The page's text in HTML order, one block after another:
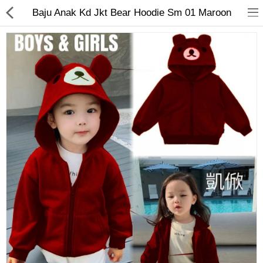
Jam Tangan
Kacamata
Kecantikan
Kesehatan
Mainan
Makanan & Minuman
Pakaian Anak
Baju Anak Kd Jkt Bear Hoodie Sm 01 Maroon